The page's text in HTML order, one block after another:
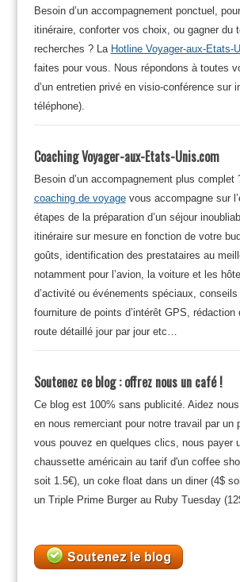
Besoin d’un accompagnement ponctuel,
itinéraire, conforter vos choix, ou gagner du
recherches ? La Hotline Voyager-aux-Etats-
faites pour vous. Nous répondons à toutes
d’un entretien privé en visio-conférence sur
téléphone).
Coaching Voyager-aux-Etats-Unis.com
Besoin d’un accompagnement plus complet
coaching de voyagevous accompagne sur
étapes de la préparation d’un séjour
itinéraire sur mesure en fonction de votre
goûts, identification des prestataires au
notamment pour l’avion, la voiture et les
d’activité ou événements spéciaux,
fourniture de points d’intérêt GPS, rédaction
route détaillé jour par jour etc…
Soutenez ce blog : offrez nous un café !
Ce blog est 100% sans publicité. Aidez
en nous remerciant pour notre travail par un
vous pouvez en quelques clics, nous payer
chaussette américain au tarif d'un coffee
soit 1.5€), un coke float dans un diner (4$
un Triple Prime Burger au Ruby Tuesday